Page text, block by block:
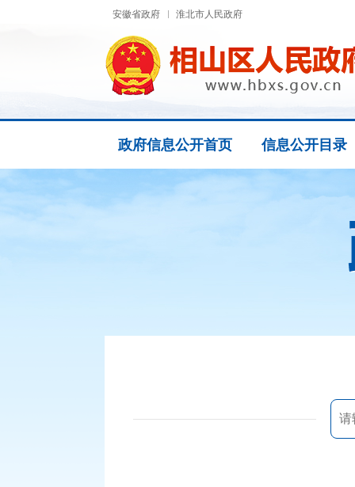
安徽省政府 淮北市人民政府
政府信息公开首页 信息公开目录